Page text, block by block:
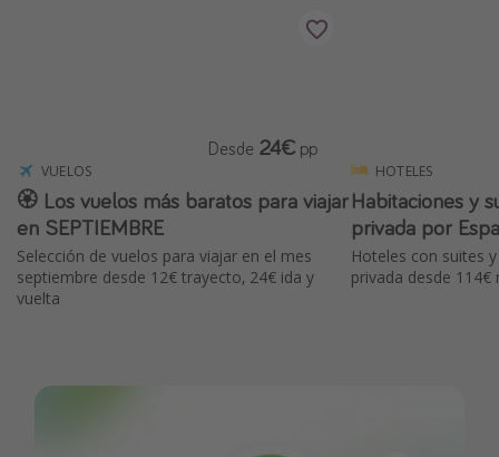
VUELOS
🏵️ Los vuelos más baratos para viajar
en SEPTIEMBRE
Selección de vuelos para viajar en el mes
septiembre desde 12€ trayecto, 24€ ida y
vuelta
Desde 24€ pp
HOTELES
Habitaciones y
privada por
Hoteles con suites
privada desde 114€